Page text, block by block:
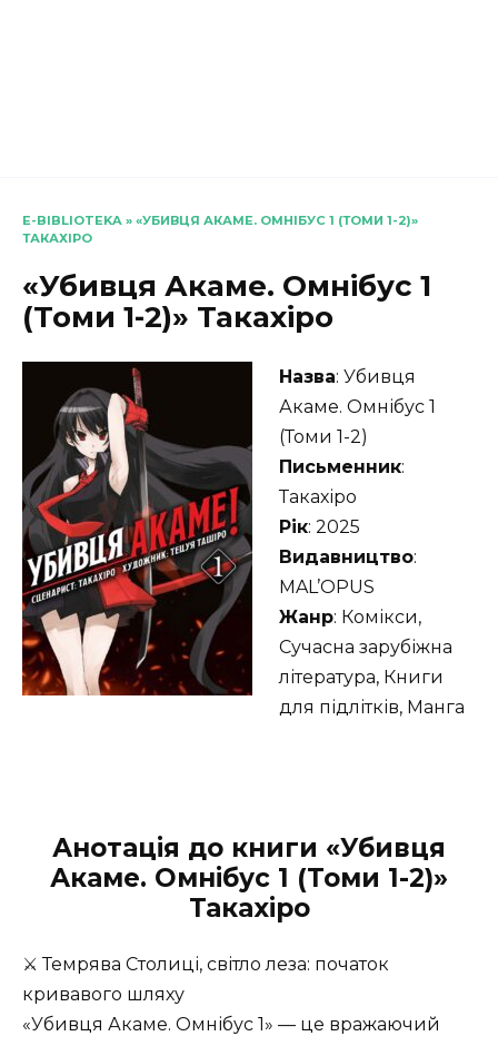
E-BIBLIOTEKA » «УБИВЦЯ АКАМЕ. ОМНІБУС 1 (ТОМИ 1-2)»
ТАКАХІРО
«Убивця Акаме. Омнібус 1
(Томи 1-2)» Такахіро
Назва: Убивця
Акаме. Омнібус 1
(Томи 1-2)
Письменник:
Такахіро
Рік: 2025
Видавництво:
MAL’OPUS
Жанр: Комікси,
Сучасна зарубіжна
література, Книги
для підлітків, Манга
Анотація до книги «Убивця
Акаме. Омнібус 1 (Томи 1-2)»
Такахіро
⚔️ Темрява Столиці, світло леза: початок
кривавого шляху
«Убивця Акаме. Омнібус 1» — це вражаючий